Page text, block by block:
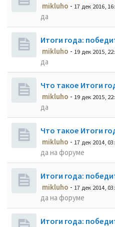
mikluho - 17 дек 2016,
да
Итоги года:
mikluho - 19 дек 2015,
да
Что такое Итоги
mikluho - 19 дек 2015,
да
Что такое Итоги
mikluho - 17 дек 2014,
да на форуме
Итоги года:
mikluho - 17 дек 2014,
да на форуме
Итоги года: